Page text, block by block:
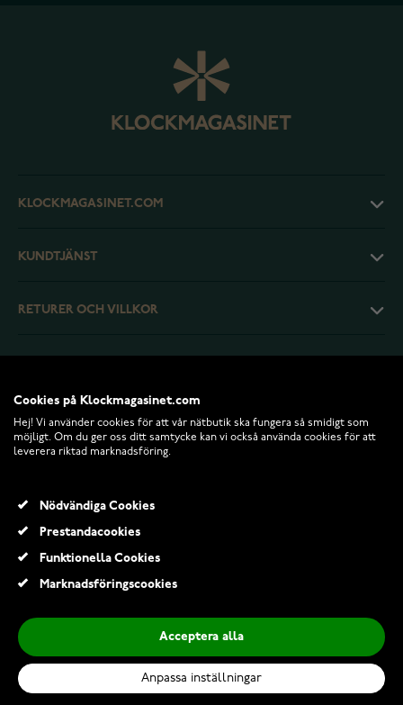
KLOCKMAGASINET.COM
KUNDTJÄNST
RETURER OCH VILLKOR
© 2026 Klockmagasinet.com
1 760,00 Kr
Lägg till i kundvagn
Cookies på Klockmagasinet.com
Hej! Vi använder cookies för att vår nätbutik ska fungera så smidigt som
möjligt. Om du ger oss ditt samtycke kan vi också använda cookies för att
leverera riktad marknadsföring.
Nödvändiga Cookies
Prestandacookies
Funktionella Cookies
Marknadsföringscookies
Acceptera alla
Anpassa inställningar